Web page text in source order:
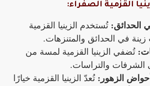
القزمية الصفراء:
الحدائق: تُستخدم الزينيا القزمية
زينة في الحدائق والمتنزهات.
تُضفي الزينيا القزمية لمسة من
الشرفات والتراسات.
الزهور: تُعدّ الزينيا القزمية خيارًا